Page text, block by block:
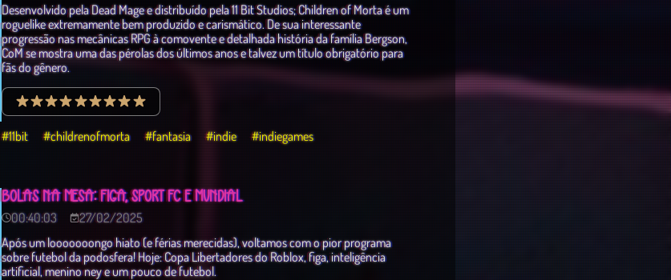
Desenvolvido pela Dead Mage e distribuído pela 11 Bit Studios; Children of Morta é um
roguelike extremamente bem produzido e carismático. De sua interessante
progressão nas mecânicas RPG à comovente e detalhada história da família Bergson,
CoM se mostra uma das pérolas dos últimos anos e talvez um título obrigatório para
fãs do gênero.
#11bit #childrenofmorta #fantasia #indie #indiegames
BOLAS NA MESA: FIGA, SPORT FC E MUNDIAL
00:40:03
27/02/2025
Após um looooooongo hiato (e férias merecidas), voltamos com o pior programa
sobre futebol da podosfera! Hoje: Copa Libertadores do Roblox, figa, inteligência
artificial, menino ney e um pouco de futebol.